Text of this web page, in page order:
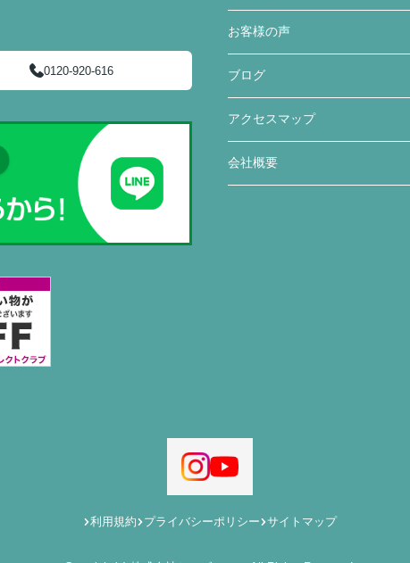
0120-920-616
お客様の声
ブログ
アクセスマップ
会社概要
利用規約 プライバシーポリシー サイトマップ